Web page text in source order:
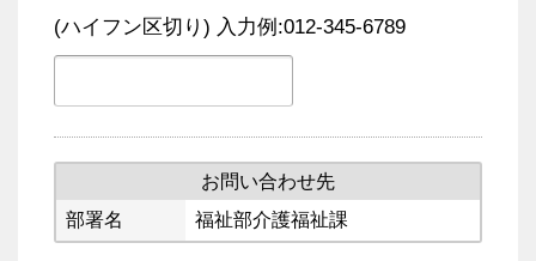
(ハイフン区切り) 入力例:012-345-6789
お問い合わせ先
部署名
福祉部介護福祉課